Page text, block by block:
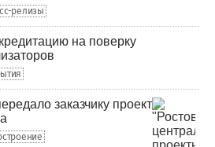
релизы
на поверку
заказчику проект